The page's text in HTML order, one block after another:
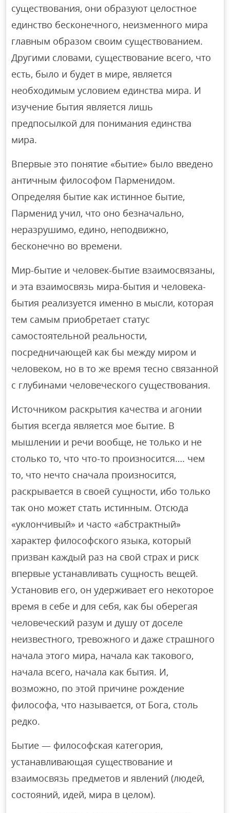
существования, они образуют целостное
единство бесконечного, неизменного мира
главным образом своим существованием.
Другими словами, существование всего, что
есть, было и будет в мире, является
необходимым условием единства мира. И
изучение бытия является лишь
предпосылкой для понимания единства
мира.
Впервые это понятие «бытие» было введено
античным философом Парменидом.
Определяя бытие как истинное бытие,
Парменид учил, что оно безначально,
неразрушимо, едино, неподвижно,
бесконечно во времени.
Мир-бытие и человек-бытие взаимосвязаны,
и эта взаимосвязь мира-бытия и человека-
бытия реализуется именно в мысли, которая
тем самым приобретает статус
самостоятельной реальности,
посредничающей как бы между миром и
человеком, но в то же время тесно связанной
с глубинами человеческого существования.
Источником раскрытия качества и агонии
бытия всегда является мое бытие. В
мышлении и речи вообще, не только и не
столько то, что что-то произносится…. чем
то, что нечто сначала произносится,
раскрывается в своей сущности, ибо только
так оно может стать истинным. Отсюда
«уклончивый» и часто «абстрактный»
характер философского языка, который
призван каждый раз на свой страх и риск
впервые устанавливать сущность вещей.
Установив его, он удерживает его некоторое
время в себе и для себя, как бы оберегая
человеческий разум и душу от доселе
неизвестного, тревожного и даже страшного
начала этого мира, начала как такового,
начала всего, начала как бытия. И,
возможно, по этой причине рождение
философа, что называется, от Бога, столь
редко.
Бытие — философская категория,
устанавливающая существование и
взаимосвязь предметов и явлений (людей,
состояний, идей, мира в целом).